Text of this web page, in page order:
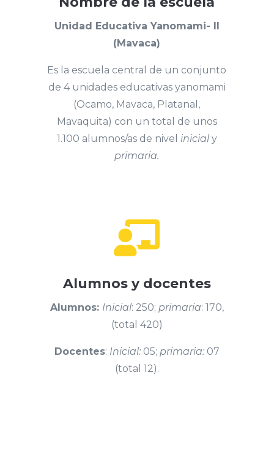
Unidad Educativa Yanomami- II
(Mavaca)
Es la escuela central de un conjunto
de 4 unidades educativas yanomami
(Ocamo, Mavaca, Platanal,
Mavaquita) con un total de unos
1.100 alumnos/as de nivel inicialy
primaria.

Alumnos y docentes
Alumnos: Inicial: 250; primaria: 170,
(total 420)
Docentes: Inicial:05; primaria:07
(total 12).